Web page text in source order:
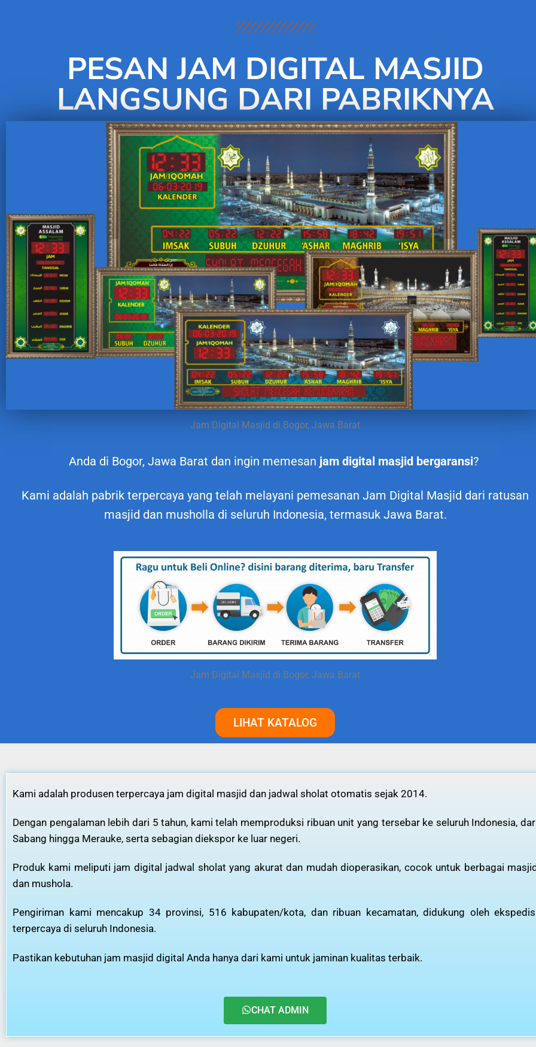
PESAN JAM DIGITAL MASJID
LANGSUNG DARI PABRIKNYA
Jam Digital Masjid di Bogor, Jawa Barat
Anda di Bogor, Jawa Barat dan ingin memesan jam digital masjid bergaransi?
Kami adalah pabrik terpercaya yang telah melayani pemesanan Jam Digital Masjid dari ratusan
masjid dan musholla di seluruh Indonesia, termasuk Jawa Barat.
Jam Digital Masjid di Bogor, Jawa Barat
LIHAT KATALOG
Kami adalah produsen terpercaya jam digital masjid dan jadwal sholat otomatis sejak 2014.
Dengan pengalaman lebih dari 5 tahun, kami telah memproduksi ribuan unit yang tersebar ke seluruh Indonesia,
Sabang hingga Merauke, serta sebagian diekspor ke luar negeri.
Produk kami meliputi jam digital jadwal sholat yang akurat dan mudah dioperasikan, cocok untuk berbagai
dan mushola.
Pengiriman kami mencakup 34 provinsi, 516 kabupaten/kota, dan ribuan kecamatan, didukung oleh
terpercaya di seluruh Indonesia.
Pastikan kebutuhan jam masjid digital Anda hanya dari kami untuk jaminan kualitas terbaik.
CHAT ADMIN